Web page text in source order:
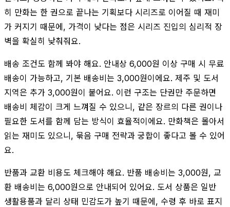
히 만화는 한 권으로 끝나는 기획보다 시리즈로 이어질 때 재미
가 커지기 때문에, 가격이 낮다는 점은 시리즈 진입의 심리적 장
벽을 확실히 낮춰줘요.
배송 조건도 함께 봐야 해요. 안내상 6,000원 이상 구매 시 무료
배송이 가능하고, 기본 배송비는 3,000원이에요. 제주 및 도서
지역은 추가 3,000원이 붙어요. 이런 구조는 단권만 주문하면
배송비 체감이 크게 느껴질 수 있으니, 같은 장르의 다른 권이나
필요한 도서를 함께 담는 방식이 효율적이에요. 만화책은 몰아서
읽는 재미도 있으니, 묶음 구매 전략과 궁합이 좋다고 볼 수 있어
요.
반품과 교환 비용도 체크해야 해요. 반품 배송비는 3,000원, 교
환 배송비는 6,000원으로 안내되어 있어요. 도서 상품은 일반
생활용품과 달리 상태 민감도가 높기 때문에, 수령 후 바로 표지